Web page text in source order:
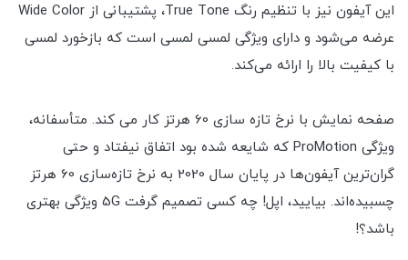
این آیفون نیز با تنظیم رنگ True Tone، پشتیبانی از Wide Color
عرضه می‌شود و دارای ویژگی لمسی لمسی است که بازخورد لمسی
با کیفیت بالا را ارائه می‌کند.
صفحه نمایش با نرخ تازه سازی 60 هرتز کار می کند. متأسفانه،
ویژگی ProMotion که شایعه شده بود اتفاق نیفتاد و حتی
گران‌ترین آیفون‌ها در پایان سال 2020 به نرخ تازه‌سازی 60 هرتز
چسبیده‌اند. بیایید، اپل! چه کسی تصمیم گرفت 5G ویژگی بهتری
باشد؟!